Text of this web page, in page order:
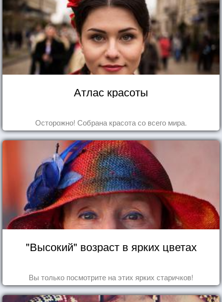
Атлас красоты
Осторожно! Собрана красота со всего мира.
"Высокий" возраст в ярких цветах
Вы только посмотрите на этих ярких старичков!